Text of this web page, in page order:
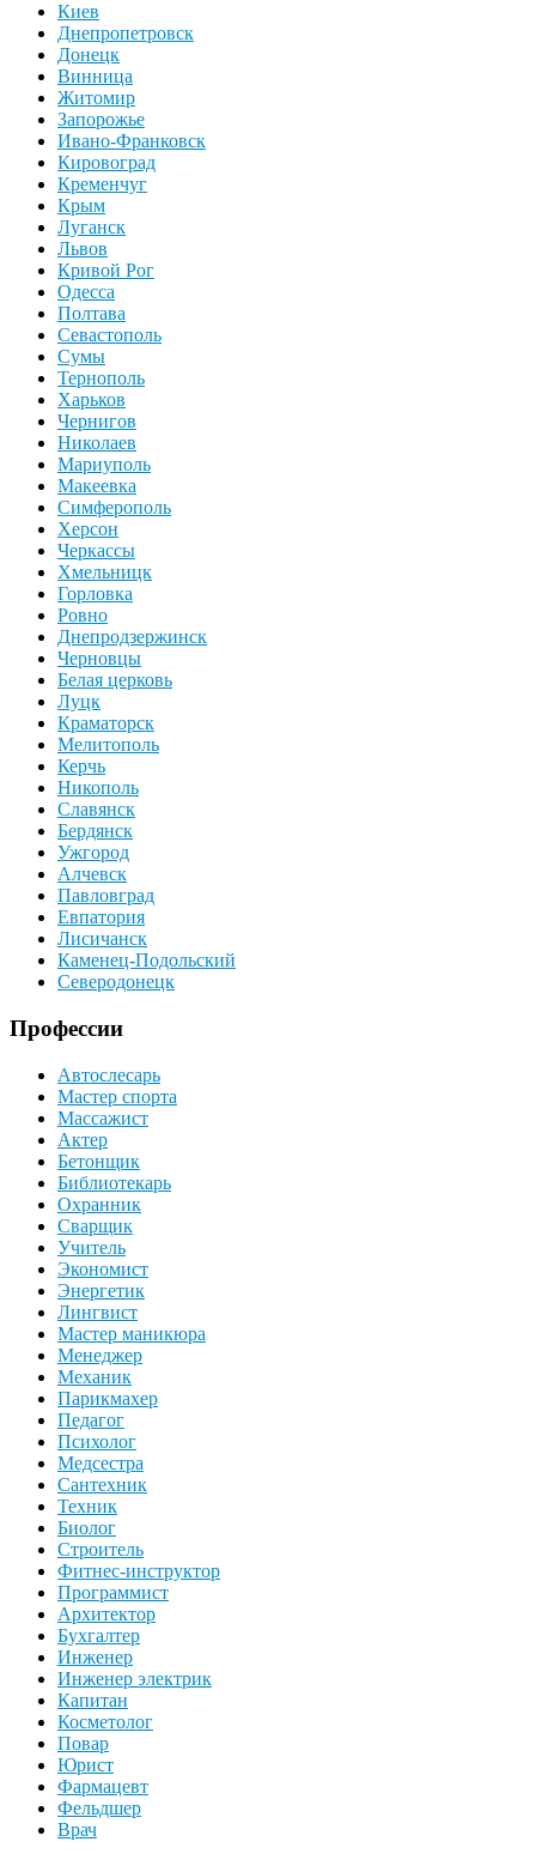
Киев
Днепропетровск
Донецк
Винница
Житомир
Запорожье
Ивано-Франковск
Кировоград
Кременчуг
Крым
Луганск
Львов
Кривой Рог
Одесса
Полтава
Севастополь
Сумы
Тернополь
Харьков
Чернигов
Николаев
Мариуполь
Макеевка
Симферополь
Херсон
Черкассы
Хмельницк
Горловка
Ровно
Днепродзержинск
Черновцы
Белая церковь
Луцк
Краматорск
Мелитополь
Керчь
Никополь
Славянск
Бердянск
Ужгород
Алчевск
Павловград
Евпатория
Лисичанск
Каменец-Подольский
Северодонецк
Профессии
Автослесарь
Мастер спорта
Массажист
Актер
Бетонщик
Библиотекарь
Охранник
Сварщик
Учитель
Экономист
Энергетик
Лингвист
Мастер маникюра
Менеджер
Механик
Парикмахер
Педагог
Психолог
Медсестра
Сантехник
Техник
Биолог
Строитель
Фитнес-инструктор
Программист
Архитектор
Бухгалтер
Инженер
Инженер электрик
Капитан
Косметолог
Повар
Юрист
Фармацевт
Фельдшер
Врач